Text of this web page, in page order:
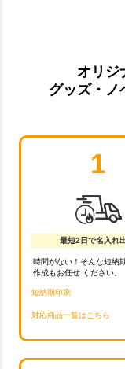
オリジ
グッズ・ノ
1
最短2日で名入れ
時間がない！そんな短納
作成もお任せ ください。
短納期印刷
対応商品一覧はこちら